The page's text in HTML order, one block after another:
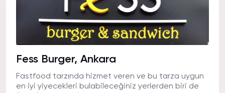
Fess Burger, Ankara
Fastfood tarzında hizmet veren ve bu tarza uygun
en iyi yiyecekleri bulabileceğiniz yerlerden biri de